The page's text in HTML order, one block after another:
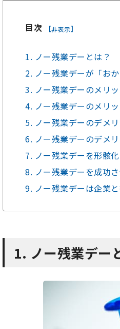
目次 [非表示]
1. ノー残業デーとは？
2. ノー残業デーが「お
3. ノー残業デーのメリッ
4. ノー残業デーのメリッ
5. ノー残業デーのデメリ
6. ノー残業デーのデメリ
7. ノー残業デーを形骸
8. ノー残業デーを成功
9. ノー残業デーは企業
1. ノー残業デー